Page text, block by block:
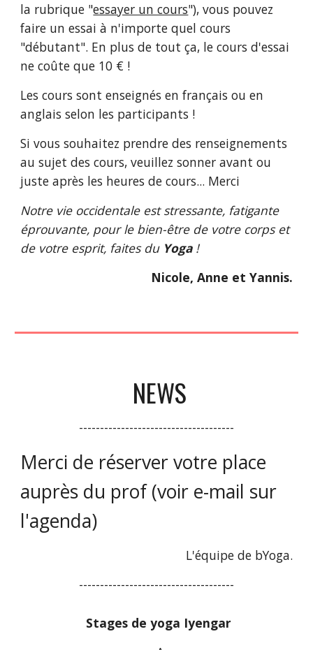
la rubrique "essayer un cours"), vous pouvez
faire un essai à n'importe quel cours
"débutant". En plus de tout ça, le cours d'essai
ne coûte que 10 € !
Les cours sont enseignés en français ou en
anglais selon les participants !
Si vous souhaitez prendre des renseignements
au sujet des cours, veuillez sonner avant ou
juste après les heures de cours... Merci
Notre vie occidentale est stressante, fatigante
éprouvante, pour le bien-être de votre corps et
de votre esprit, faites du Yoga!
Nicole, Anne et Yannis.
NEWS
-------------------------------------
Merci de réserver votre place
auprès du prof (voir e-mail sur
l'agenda)
L'équipe de bYoga.
-------------------------------------
Stages de yoga Iyengar